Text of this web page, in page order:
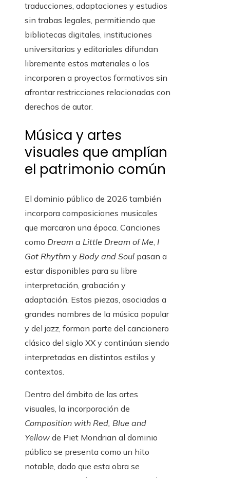
traducciones, adaptaciones y estudios
sin trabas legales, permitiendo que
bibliotecas digitales, instituciones
universitarias y editoriales difundan
libremente estos materiales o los
incorporen a proyectos formativos sin
afrontar restricciones relacionadas con
derechos de autor.
Música y artes
visuales que amplían
el patrimonio común
El dominio público de 2026 también
incorpora composiciones musicales
que marcaron una época. Canciones
como Dream a Little Dream of Me, I
Got Rhythm y Body and Soul pasan a
estar disponibles para su libre
interpretación, grabación y
adaptación. Estas piezas, asociadas a
grandes nombres de la música popular
y del jazz, forman parte del cancionero
clásico del siglo XX y continúan siendo
interpretadas en distintos estilos y
contextos.
Dentro del ámbito de las artes
visuales, la incorporación de
Composition with Red, Blue and
Yellow de Piet Mondrian al dominio
público se presenta como un hito
notable, dado que esta obra se